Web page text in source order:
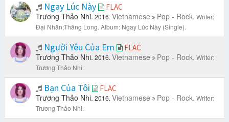
Ngay Lúc Này FLAC
Trương Thảo Nhi. 2016. Vietnamese Pop - Rock. Writer:
Đại Nhân;Thăng Long. Album: Ngay Lúc Này (Single).
Người Yêu Của Em FLAC
Trương Thảo Nhi. 2016. Vietnamese Pop - Rock. Writer:
Trương Thảo Nhi.
Bạn Của Tôi FLAC
Trương Thảo Nhi. 2016. Vietnamese Pop - Rock. Writer:
Trương Thảo Nhi.